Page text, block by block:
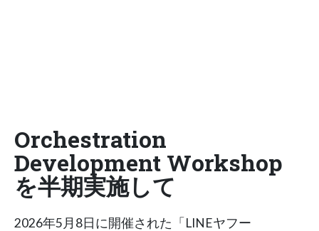
Orchestration
Development Workshop
を半期実施して
2026年5月8日に開催された「LINEヤフー